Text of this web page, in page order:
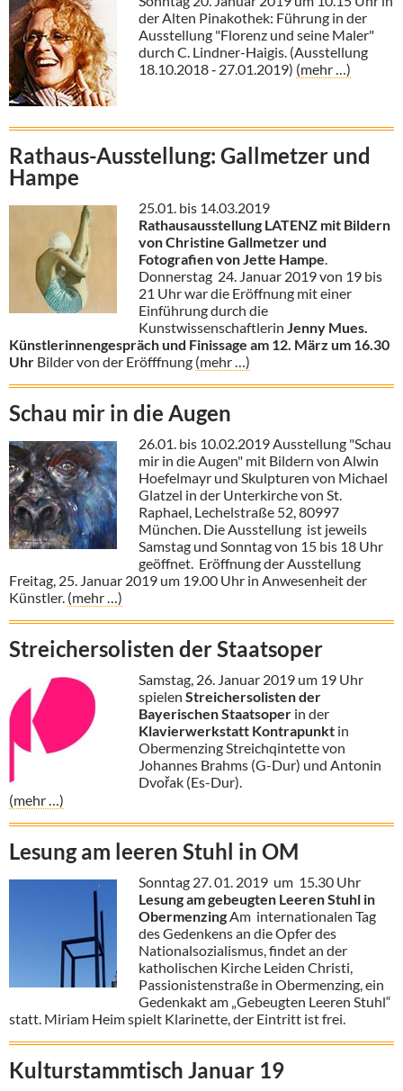
der Alten Pinakothek: Führung in der
Ausstellung "Florenz und seine Maler"
durch C. Lindner-Haigis. (Ausstellung
18.10.2018 ‐ 27.01.2019) (mehr …)
Rathaus-Ausstellung: Gallmetzer und
Hampe
25.01. bis 14.03.2019
Rathausausstellung LATENZ mit Bildern
von Christine Gallmetzer und
Fotografien von Jette Hampe.
Donnerstag 24. Januar 2019 von 19 bis
21 Uhr war die Eröffnung mit einer
Einführung durch die
Kunstwissenschaftlerin Jenny Mues.
Künstlerinnengespräch und Finissage am 12. März um 16.30
Uhr Bilder von der Eröfffnung (mehr …)
Schau mir in die Augen
26.01. bis 10.02.2019 Ausstellung "Schau
mir in die Augen" mit Bildern von Alwin
Hoefelmayr und Skulpturen von Michael
Glatzel in der Unterkirche von St.
Raphael, Lechelstraße 52, 80997
München. Die Ausstellung ist jeweils
Samstag und Sonntag von 15 bis 18 Uhr
geöffnet. Eröffnung der Ausstellung
Freitag, 25. Januar 2019 um 19.00 Uhr in Anwesenheit der
Künstler. (mehr …)
Streichersolisten der Staatsoper
Samstag, 26. Januar 2019 um 19 Uhr
spielen Streichersolisten der
Bayerischen Staatsoper in der
Klavierwerkstatt Kontrapunkt in
Obermenzing Streichqintette von
Johannes Brahms (G-Dur) und Antonin
Dvořak (Es-Dur).
(mehr …)
Lesung am leeren Stuhl in OM
Sonntag 27. 01. 2019 um 15.30 Uhr
Lesung am gebeugten Leeren Stuhl in
ObermenzingAm internationalen Tag
des Gedenkens an die Opfer des
Nationalsozialismus, findet an der
katholischen Kirche Leiden Christi,
Passionistenstraße in Obermenzing, ein
Gedenkakt am „Gebeugten Leeren Stuhl“
statt. Miriam Heim spielt Klarinette, der Eintritt ist frei.
Kulturstammtisch Januar 19